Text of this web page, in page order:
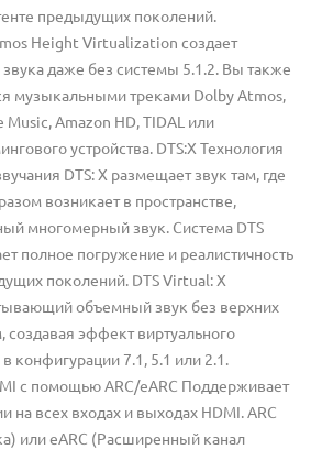
предыдущих поколений.
Height Virtualization создает
даже без системы 5.1.2. Вы также
музыкальными треками Dolby Atmos,
Amazon HD, TIDAL или
устройства. DTS:X Технология
DTS: X размещает звук там, где
возникает в пространстве,
многомерный звук. Система DTS
полное погружение и реалистичность
поколений. DTS Virtual: X
объемный звук без верхних
создавая эффект виртуального
конфигурации 7.1, 5.1 или 2.1.
с помощью ARC/eARC Поддерживает
на всех входах и выходах HDMI. ARC
или eARC (Расширенный канал